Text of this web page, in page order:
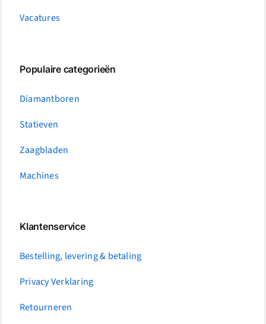
Vacatures
Populaire categorieën
Diamantboren
Statieven
Zaagbladen
Machines
Klantenservice
Bestelling, levering & betaling
Privacy Verklaring
Retourneren